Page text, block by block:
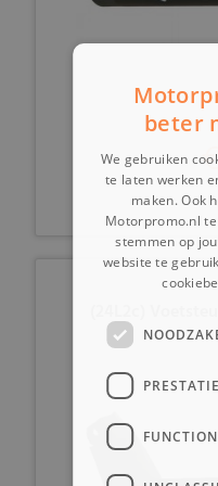
beter
We gebruiken
te laten werken
maken. Ook
Motorpromo.nl
stemmen op
website te
PRESTATIE